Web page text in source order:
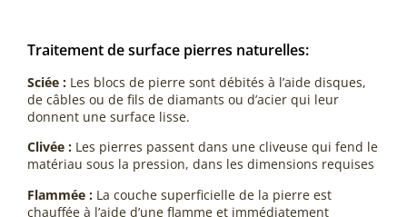
Traitement de surface pierres naturelles:
Sciée : Les blocs de pierre sont débités à l’aide disques,
de câbles ou de fils de diamants ou d’acier qui leur
donnent une surface lisse.
Clivée : Les pierres passent dans une cliveuse qui fend le
matériau sous la pression, dans les dimensions requises
Flammée : La couche superficielle de la pierre est
chauffée à l’aide d’une flamme et immédiatement